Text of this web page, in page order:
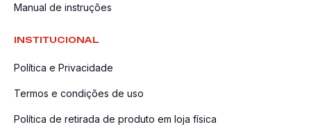
Manual de instruções
INSTITUCIONAL
Política e Privacidade
Termos e condições de uso
Política de retirada de produto em loja física